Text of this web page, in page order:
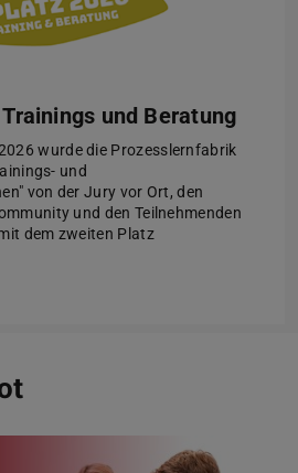
und Beratung
wurde die Prozesslernfabrik
und
von der Jury vor Ort, den
und den Teilnehmenden
dem zweiten Platz